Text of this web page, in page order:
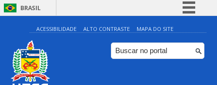
BRASIL
Simplifique!
Comunica BR
Participe
ACESSIBILIDADE ALTO CONTRASTE MAPA DO SITE